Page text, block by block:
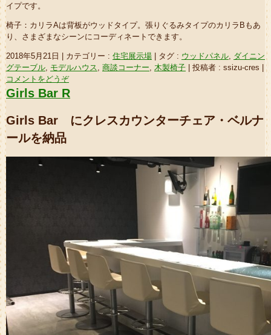
イプです。
椅子：カリラAは背板がウッドタイプ。張りぐるみタイプのカリラBもあ
り、さまざまなシーンにコーディネートできます。
2018年5月21日 カテゴリー : 住宅展示場 タグ : ウッドパネル ダイニン
グテーブル モデルハウス 商談コーナー 木製椅子 投稿者 : ssizu-cres
コメントをどうぞ
Girls Bar R
Girls Bar にクレスカウンターチェア・ベルナ
ールを納品